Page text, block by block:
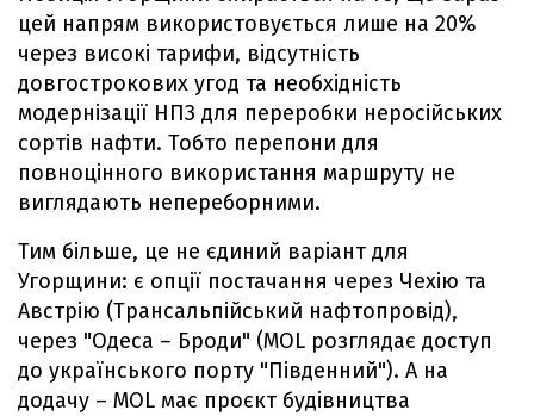
цей напрям використовується лише на 20%
через високі тарифи, відсутність
довгострокових угод та необхідність
модернізації НПЗ для переробки неросійських
сортів нафти. Тобто перепони для
повноцінного використання маршруту не
виглядають непереборними.
Тим більше, це не єдиний варіант для
Угорщини: є опції постачання через Чехію та
Австрію (Трансальпійський нафтопровід),
через "Одеса – Броди" (MOL розглядає доступ
до українського порту "Південний"). А на
додачу – MOL має проєкт будівництва